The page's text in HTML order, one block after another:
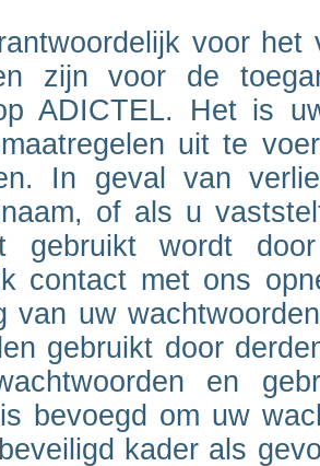
voor
zijn voor de
ADICTEL. Het is
uit te
In geval van
of als u
gebruikt wordt
contact met ons
van uw
gebruikt door
en
bevoegd om uw
kader als